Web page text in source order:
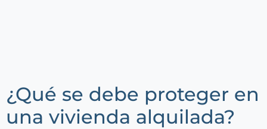
¿Qué se debe proteger en
una vivienda alquilada?